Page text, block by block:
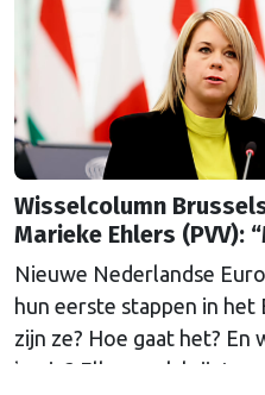
te praten.
Wisselcolumn
Marieke Ehlers (PVV):
Nieuwe Nederlandse
hun eerste stappen in het
zijn ze? Hoe gaat het? En
bezig? Elke week krijgt